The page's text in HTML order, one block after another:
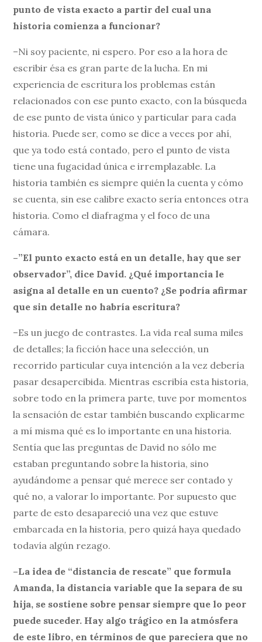
punto de vista exacto a partir del cual una
historia comienza a funcionar?
–Ni soy paciente, ni espero. Por eso a la hora de
escribir ésa es gran parte de la lucha. En mi
experiencia de escritura los problemas están
relacionados con ese punto exacto, con la búsqueda
de ese punto de vista único y particular para cada
historia. Puede ser, como se dice a veces por ahí,
que ya todo está contado, pero el punto de vista
tiene una fugacidad única e irremplazable. La
historia también es siempre quién la cuenta y cómo
se cuenta, sin ese calibre exacto sería entonces otra
historia. Como el diafragma y el foco de una
cámara.
–”El punto exacto está en un detalle, hay que ser
observador”, dice David. ¿Qué importancia le
asigna al detalle en un cuento? ¿Se podría afirmar
que sin detalle no habría escritura?
–Es un juego de contrastes. La vida real suma miles
de detalles; la ficción hace una selección, un
recorrido particular cuya intención a la vez debería
pasar desapercibida. Mientras escribía esta historia,
sobre todo en la primera parte, tuve por momentos
la sensación de estar también buscando explicarme
a mí misma qué es lo importante en una historia.
Sentía que las preguntas de David no sólo me
estaban preguntando sobre la historia, sino
ayudándome a pensar qué merece ser contado y
qué no, a valorar lo importante. Por supuesto que
parte de esto desapareció una vez que estuve
embarcada en la historia, pero quizá haya quedado
todavía algún rezago.
–La idea de “distancia de rescate” que formula
Amanda, la distancia variable que la separa de su
hija, se sostiene sobre pensar siempre que lo peor
puede suceder. Hay algo trágico en la atmósfera
de este libro, en términos de que pareciera que no